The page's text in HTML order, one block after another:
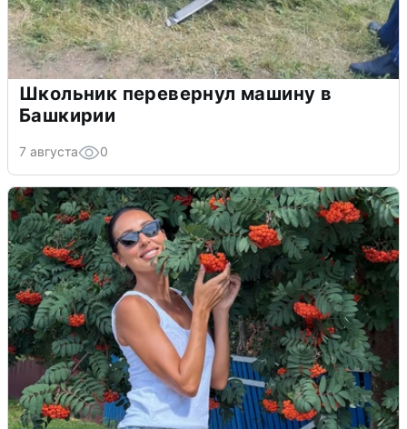
Школьник перевернул машину в
Башкирии
7 августа 0